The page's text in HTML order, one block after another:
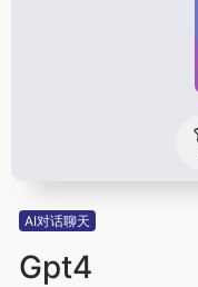
AI对话聊天
Gpt4